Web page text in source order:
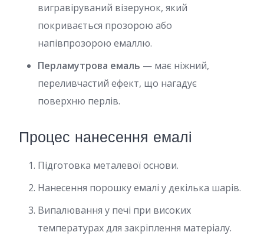
вигравіруваний візерунок, який
покривається прозорою або
напівпрозорою емаллю.
Перламутрова емаль — має ніжний,
переливчастий ефект, що нагадує
поверхню перлів.
Процес нанесення емалі
Підготовка металевої основи.
Нанесення порошку емалі у декілька шарів.
Випалювання у печі при високих
температурах для закріплення матеріалу.